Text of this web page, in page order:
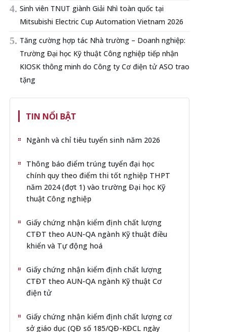
Sinh viên TNUT giành Giải Nhì toàn quốc tại
Mitsubishi Electric Cup Automation Vietnam 2026
Tăng cường hợp tác Nhà trường – Doanh nghiệp:
Trường Đại học Kỹ thuật Công nghiệp tiếp nhận
KIOSK thông minh do Công ty Cơ điện tử ASO trao
tặng
TIN NỔI BẬT
Ngành và chỉ tiêu tuyển sinh năm 2026
Thông báo điểm trúng tuyển đại học
chính quy theo điểm thi tốt nghiệp THPT
năm 2024 (đợt 1) vào trường Đại học Kỹ
thuật Công nghiệp
Giấy chứng nhận kiểm định chất lượng
CTĐT theo AUN-QA ngành Kỹ thuật điều
khiển và Tự động hoá
Giấy chứng nhận kiểm định chất lượng
CTĐT theo AUN-QA ngành Kỹ thuật Cơ
điện tử
Giấy chứng nhận kiểm định chất lượng cơ
sở giáo dục (QĐ số 185/QĐ-KĐCL ngày